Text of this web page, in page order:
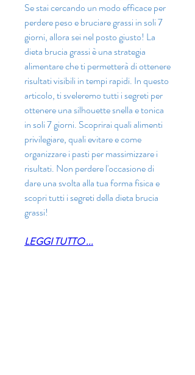
Se stai cercando un modo efficace per
perdere peso e bruciare grassi in soli 7
giorni, allora sei nel posto giusto! La
dieta brucia grassi è una strategia
alimentare che ti permetterà di ottenere
risultati visibili in tempi rapidi. In questo
articolo, ti sveleremo tutti i segreti per
ottenere una silhouette snella e tonica
in soli 7 giorni. Scoprirai quali alimenti
privilegiare, quali evitare e come
organizzare i pasti per massimizzare i
risultati. Non perdere l'occasione di
dare una svolta alla tua forma fisica e
scopri tutti i segreti della dieta brucia
grassi!
LEGGI TUTTO ...